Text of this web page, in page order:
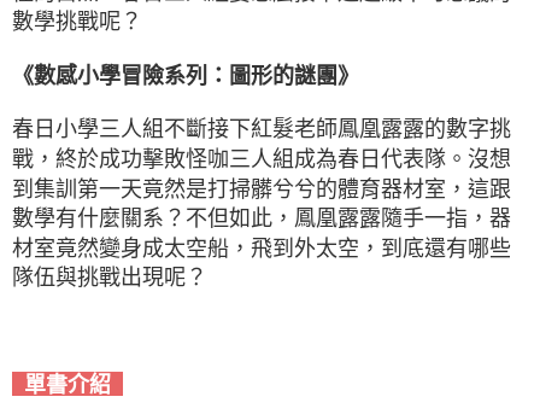
數學挑戰呢？
《數感小學冒險系列：圖形的謎團》
春日小學三人組不斷接下紅髮老師鳳凰露露的數字挑
戰，終於成功擊敗怪咖三人組成為春日代表隊。沒想
到集訓第一天竟然是打掃髒兮兮的體育器材室，這跟
數學有什麼關系？不但如此，鳳凰露露隨手一指，器
材室竟然變身成太空船，飛到外太空，到底還有哪些
隊伍與挑戰出現呢？
單書介紹